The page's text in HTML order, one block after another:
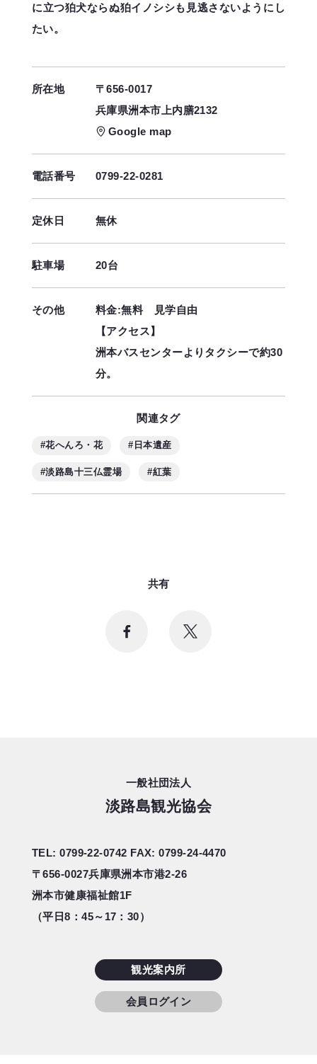
に立つ狛犬ならぬ狛イノシシも見逃さないようにし
たい。
所在地
〒656-0017
兵庫県洲本市上内膳2132
Google map
電話番号 0799-22-0281
定休日 無休
駐車場 20台
その他
料金:無料 見学自由
【アクセス】
洲本バスセンターよりタクシーで約30
分。
関連タグ
#花へんろ・花 #日本遺産
#淡路島十三仏霊場 #紅葉
共有
一般社団法人
淡路島観光協会
TEL: 0799-22-0742 FAX: 0799-24-4470
〒656-0027兵庫県洲本市港2-26
洲本市健康福祉館1F
（平日8：45～17：30）
観光案内所
会員ログイン